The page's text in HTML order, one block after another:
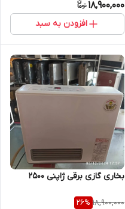
18,900,000
افزودن به سبد
بخاری گازی برقی ژاپنی ۲۵۰۰
18,900,000
26%